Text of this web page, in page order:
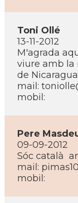
Toni Ollé
13-11-2012
M'agrada
viure amb la
de
mail:
mobil:
Pere
09-09-2012
Sóc català
mail:
mobil: